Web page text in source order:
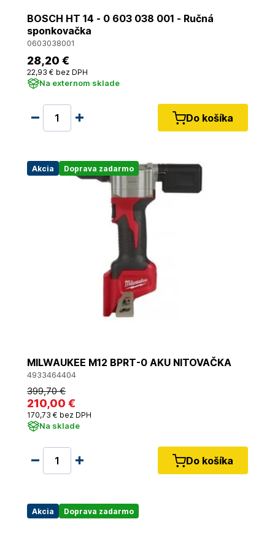
BOSCH HT 14 - 0 603 038 001 - Ručná
sponkovačka
0603038001
28,20 €
22,93 € bez DPH
Na externom sklade
Do košíka
Akcia Doprava zadarmo
MILWAUKEE M12 BPRT-0 AKU NITOVAČKA
4933464404
399,70 €
210,00 €
170,73 € bez DPH
Na sklade
Do košíka
Akcia Doprava zadarmo